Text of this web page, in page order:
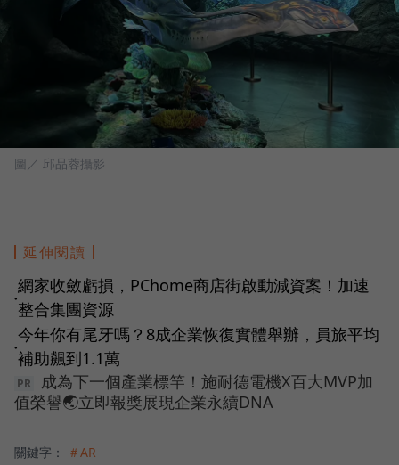
圖／ 邱品蓉攝影
延伸閱讀
●
網家收斂虧損，PChome商店街啟動減資案！加速
整合集團資源
●
今年你有尾牙嗎？8成企業恢復實體舉辦，員旅平均
補助飆到1.1萬
成為下一個產業標竿！施耐德電機X百大MVP加
值榮譽🌏立即報獎展現企業永續DNA
關鍵字： ＃AR